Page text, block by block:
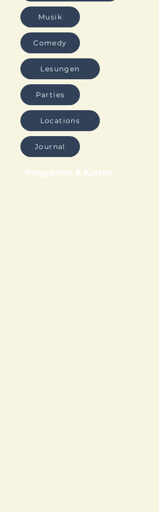
Musik
Comedy
Lesungen
Parties
Locations
Journal
Programm & Karten